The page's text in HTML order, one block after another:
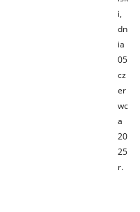
i,
dn
ia
05
cz
er
wc
a
20
25
r.